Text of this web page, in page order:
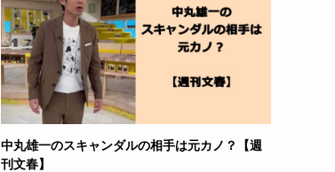
中丸雄一のスキャンダルの相手は元カノ？【週
刊文春】